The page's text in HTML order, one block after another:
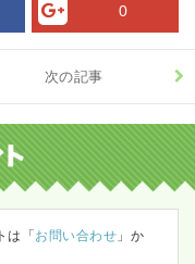
0
次の記事
は「 お問い合わせ 」か